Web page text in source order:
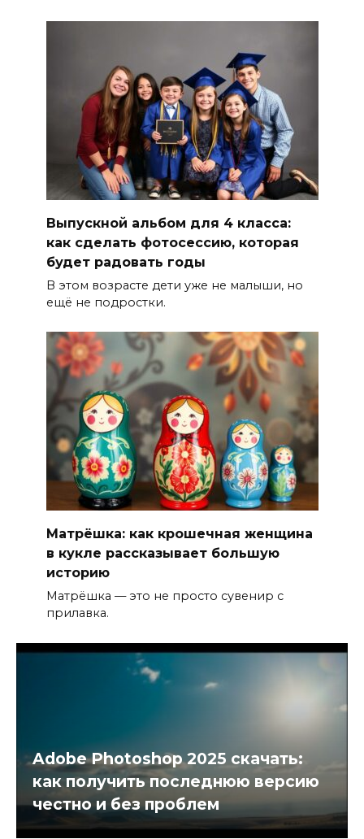
Выпускной альбом для 4 класса:
как сделать фотосессию, которая
будет радовать годы
В этом возрасте дети уже не малыши, но
ещё не подростки.
Матрёшка: как крошечная женщина
в кукле рассказывает большую
историю
Матрёшка — это не просто сувенир с
прилавка.
Adobe Photoshop 2025 скачать:
как получить последнюю версию
честно и без проблем